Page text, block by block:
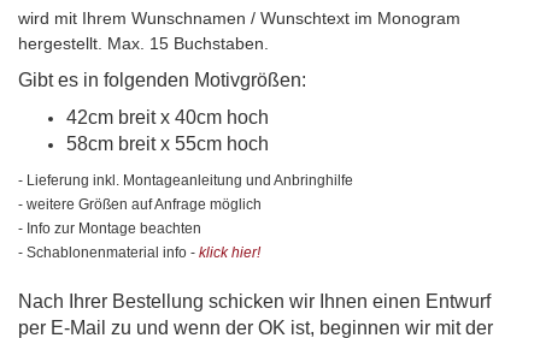
wird mit Ihrem Wunschnamen / Wunschtext im Monogram
hergestellt. Max. 15 Buchstaben.
Gibt es in folgenden Motivgrößen:
42cm breit x 40cm hoch
58cm breit x 55cm hoch
- Lieferung inkl. Montageanleitung und Anbringhilfe
- weitere Größen auf Anfrage möglich
- Info zur Montage beachten
- Schablonenmaterial info - klick hier!
Nach Ihrer Bestellung schicken wir Ihnen einen Entwurf
per E-Mail zu und wenn der OK ist, beginnen wir mit der